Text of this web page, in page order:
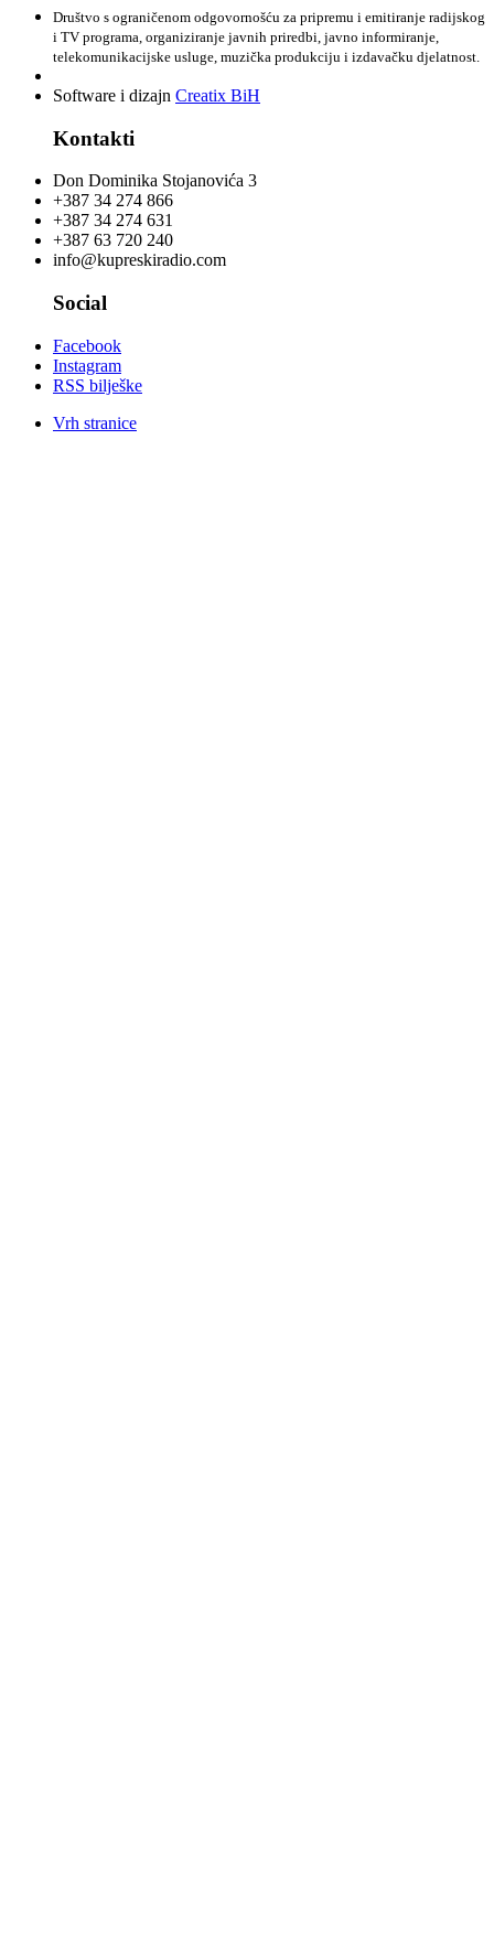
Društvo s ograničenom odgovornošću za pripremu i emitiranje radijskog
i TV programa, organiziranje javnih priredbi, javno informiranje,
telekomunikacijske usluge, muzička produkciju i izdavačku djelatnost.
Software i dizajn Creatix BiH
Kontakti
Don Dominika Stojanovića 3
+387 34 274 866
+387 34 274 631
+387 63 720 240
info@kupreskiradio.com
Social
Facebook
Instagram
RSS bilješke
Vrh stranice